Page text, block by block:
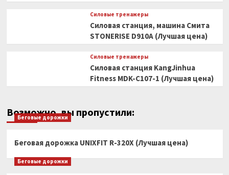
Силовые тренажеры
Силовая станция, машина Смита
STONERISE D910A (Лучшая цена)
Силовые тренажеры
Силовая станция KangJinhua
Fitness MDK-C107-1 (Лучшая цена)
Возможно, вы пропустили:
Беговые дорожки
Беговая дорожка UNIXFIT R-320X (Лучшая цена)
Беговые дорожки